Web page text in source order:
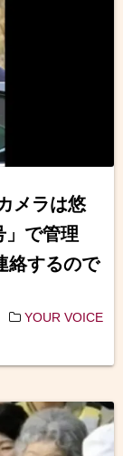
メラは悠
」で管理
絡するので
YOUR VOICE